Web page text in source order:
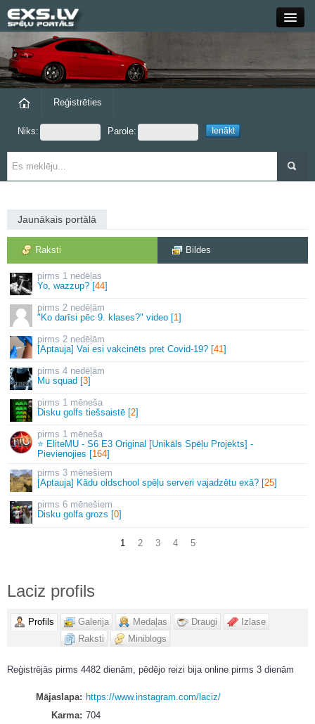
Grupas
Reģistrēties
Niks: Parole:
Jaunākais portālā
Raksti Bildes
1 nedēļas
Yo, wazzup? [44]
2 nedēļām
"Ko darīsi pēc 9. klases?" video [1]
2 nedēļām
[Aptauja] Vai esi vakcinēts pret Covid-19? [41]
4 nedēļām
Mu squad [3]
1 mēneša
Disku golfs tiešsaistē [2]
1 mēneša
⭐ EliteMU - S6 E3 Original [Unikāls Spēļu Projekts] -
Pievienojies [164]
3 mēnešiem
[Aptauja] Kādu oldschool spēļu serveri vajadzētu exā? [25]
6 mēnešiem
Disku golfa grozs [0]
1 2 3 4 5
Laciz profils
Profils Galerija Medaļas Draugi
Izlase
Raksti
Miniblogs
Reģistrējās pirms 4482 dienām, pēdējo reizi bija online pirms 3 dienām
Mājaslapa
https://www.instagram.com/laciz/
Karma
704